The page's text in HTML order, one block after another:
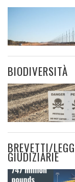
BIODIVERSITÀ
BREVETTI/
GIUDIZIARIE